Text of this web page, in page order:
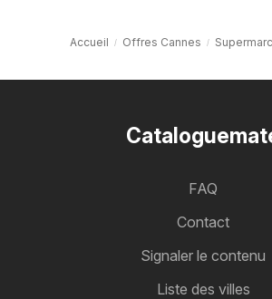
Accueil Offres Cannes
FAQ
Contact
Signaler le contenu
Liste des villes